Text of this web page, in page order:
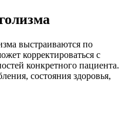
выстраиваются по
корректироваться с
конкретного пациента.
состояния здоровья,